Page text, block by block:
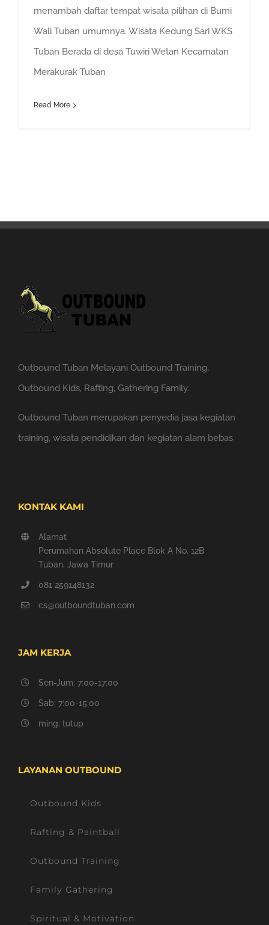
menambah daftar tempat wisata pilihan di Bumi
Wali Tuban umumnya. Wisata Kedung Sari WKS
Tuban Berada di desa Tuwiri Wetan Kecamatan
Merakurak Tuban
Read More
Outbound Tuban Melayani Outbound Training,
Outbound Kids, Rafting, Gathering Family.
Outbound Tuban merupakan penyedia jasa kegiatan
training, wisata pendidikan dan kegiatan alam bebas
KONTAK KAMI
Alamat
Perumahan Absolute Place Blok A No. 12B
Tuban, Jawa Timur
081 259148132
cs@outboundtuban.com
JAM KERJA
Sen-Jum: 7:00-17:00
Sab: 7:00-15:00
ming: tutup
LAYANAN OUTBOUND
Outbound Kids
Rafting & Paintball
Outbound Training
Family Gathering
Spiritual & Motivation